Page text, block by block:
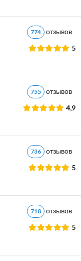
774
5
755
4,9
736
5
718
5